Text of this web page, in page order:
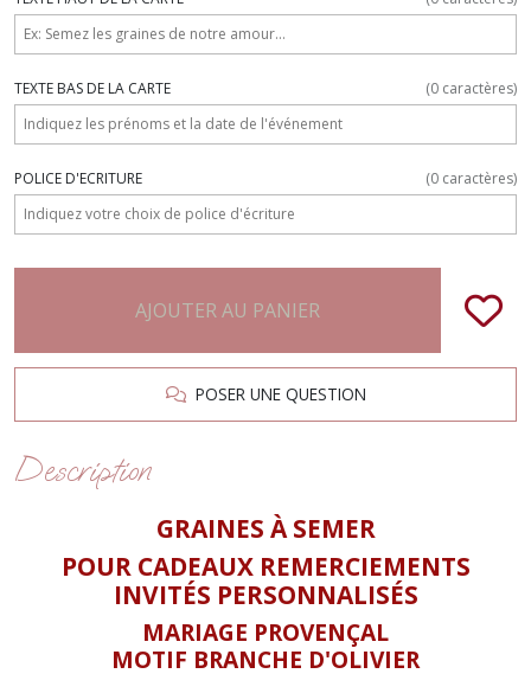
TEXTE BAS DE LA CARTE (0 caractères)
POLICE D'ECRITURE (0 caractères)
AJOUTER AU PANIER
POSER UNE QUESTION
Description
GRAINES À SEMER
POUR CADEAUX REMERCIEMENTS
INVITÉS PERSONNALISÉS
MARIAGE PROVENÇAL
MOTIF BRANCHE D'OLIVIER